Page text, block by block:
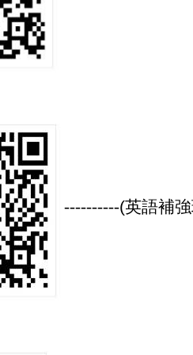
----------(英語補